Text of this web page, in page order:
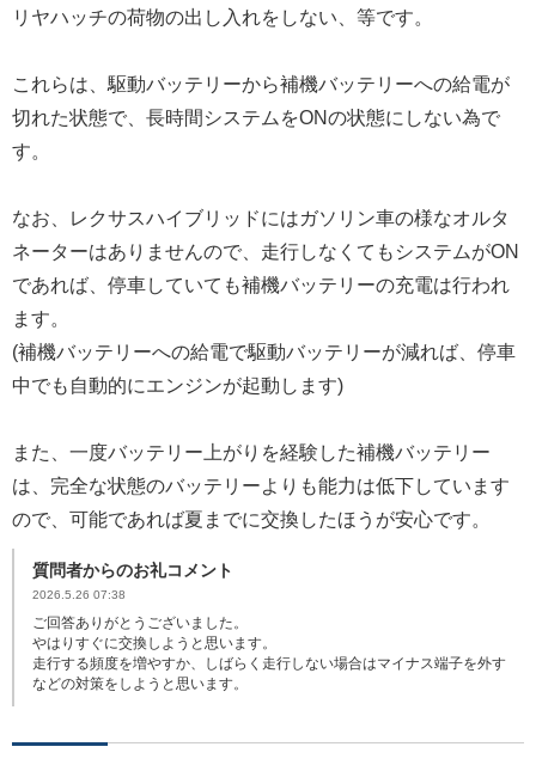
リヤハッチの荷物の出し入れをしない、等です。
これらは、駆動バッテリーから補機バッテリーへの給電が
切れた状態で、長時間システムをONの状態にしない為で
す。
なお、レクサスハイブリッドにはガソリン車の様なオルタ
ネーターはありませんので、走行しなくてもシステムがON
であれば、停車していても補機バッテリーの充電は行われ
ます。
(補機バッテリーへの給電で駆動バッテリーが減れば、停車
中でも自動的にエンジンが起動します)
また、一度バッテリー上がりを経験した補機バッテリー
は、完全な状態のバッテリーよりも能力は低下しています
ので、可能であれば夏までに交換したほうが安心です。
質問者からのお礼コメント
2026.5.26 07:38
ご回答ありがとうございました。
やはりすぐに交換しようと思います。
走行する頻度を増やすか、しばらく走行しない場合はマイナス端子を外す
などの対策をしようと思います。